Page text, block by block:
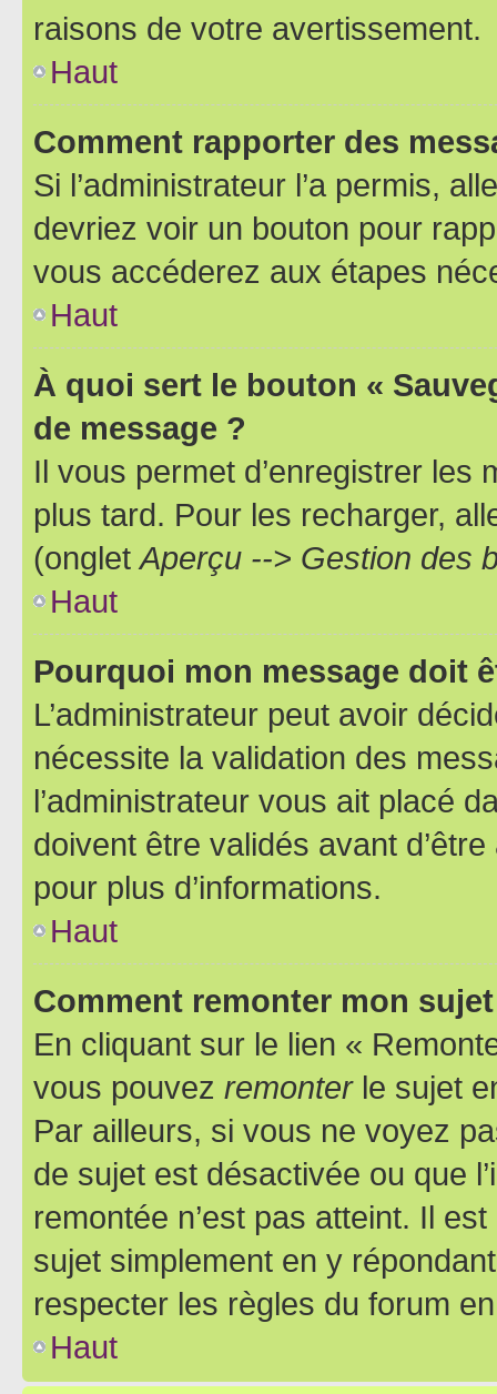
raisons de votre avertissement.
Haut
Comment rapporter des
Si l’administrateur l’a permis,
devriez voir un bouton pour
vous accéderez aux étapes
Haut
À quoi sert le bouton «
de message ?
Il vous permet d’enregistrer
plus tard. Pour les recharger,
(ongletAperçu --> Gestion des
Haut
Pourquoi mon message doit
L’administrateur peut avoir
nécessite la validation des
l’administrateur vous ait placé
doivent être validés avant
pour plus d’informations.
Haut
Comment remonter mon
En cliquant sur le lien «
vous pouvez remonterle sujet
Par ailleurs, si vous ne voyez
de sujet est désactivée ou que
remontée n’est pas atteint. Il
sujet simplement en y
respecter les règles du forum
Haut